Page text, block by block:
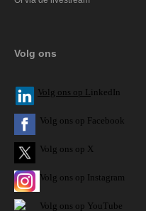
Volg ons
Volg ons op L inkedIn
Volg ons op Facebook
Volg ons op X
Volg ons op Instagram
Volg ons op YouTube